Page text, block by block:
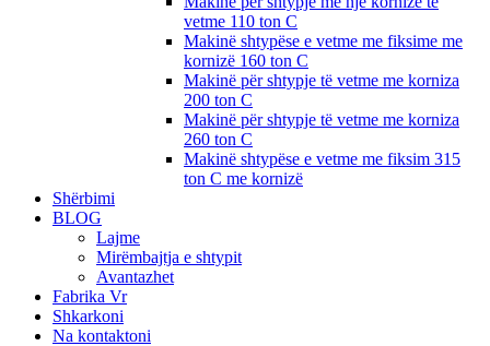
vetme 110 ton C
Makinë shtypëse e vetme me fiksime me
kornizë 160 ton C
Makinë për shtypje të vetme me korniza
200 ton C
Makinë për shtypje të vetme me korniza
260 ton C
Makinë shtypëse e vetme me fiksim 315
ton C me kornizë
Shërbimi
BLOG
Lajme
Mirëmbajtja e shtypit
Avantazhet
Fabrika Vr
Shkarkoni
Na kontaktoni